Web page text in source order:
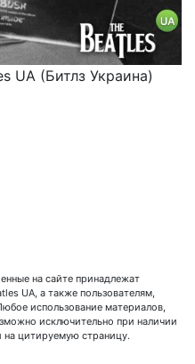
UA (Битлз Украина)
на сайте принадлежат
UA, а также пользователям,
использование материалов,
исключительно при наличии
на цитируемую страницу.